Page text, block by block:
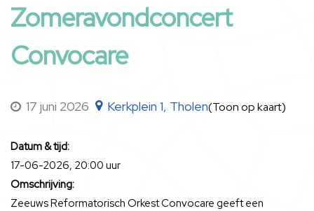
Zomeravondconcert
Convocare
17 juni 2026 Kerkplein 1, Tholen(Toon op kaart)
Datum & tijd:
17-06-2026, 20:00 uur
Omschrijving:
Zeeuws Reformatorisch Orkest Convocare geeft een